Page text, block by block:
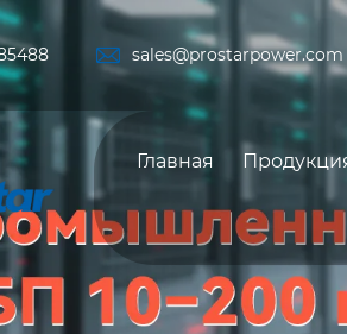
 sales@prostarpower.com
Главная